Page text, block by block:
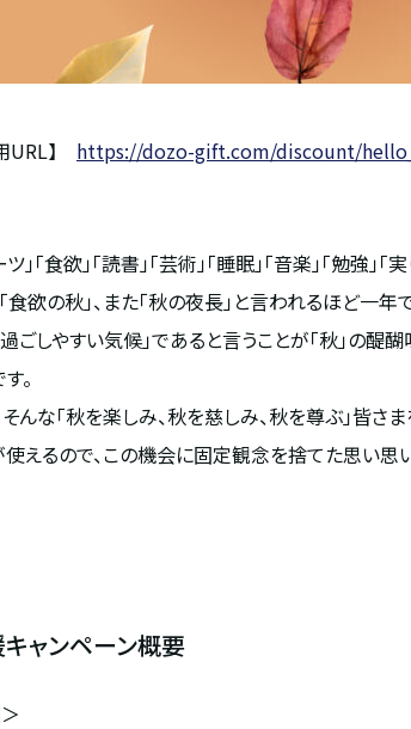
URL】 https://dozo-gift.com/discount/
ツ」「食欲」「読書」「芸術」「睡眠」「音楽」「
食欲の秋」、また「秋の夜長」と言われるほど一
過ごしやすい気候」であると言うことが「秋」の
。
そんな「秋を楽しみ、秋を慈しみ、秋を尊ぶ」皆
えるので、この機会に固定観念を捨てた思い思
ャンペーン概要